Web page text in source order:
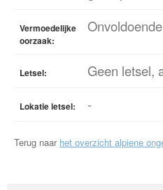
Vermoedelijke
oorzaak:
Letsel: Geen letsel,
Lokatie letsel: -
Terug naar het overzicht alpiene